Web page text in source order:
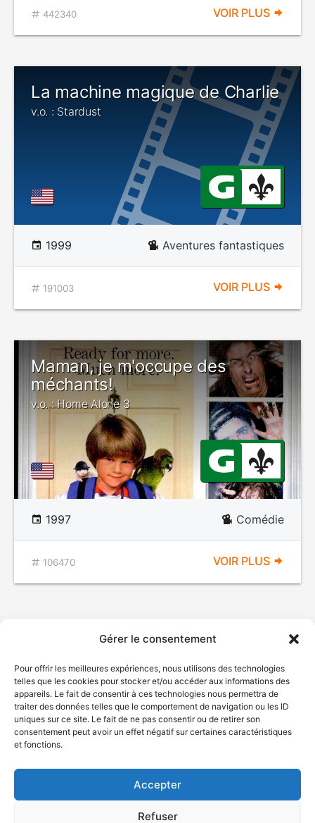
Gérer le consentement
Pour offrir les meilleures expériences, nous utilisons des technologies
telles que les cookies pour stocker et/ou accéder aux informations des
appareils. Le fait de consentir à ces technologies nous permettra de
traiter des données telles que le comportement de navigation ou les ID
uniques sur ce site. Le fait de ne pas consentir ou de retirer son
consentement peut avoir un effet négatif sur certaines caractéristiques
et fonctions.
Accepter
Refuser
442340 VOIR PLUS
La machine magique de Charlie
v.o. : Stardust
1999 Aventures fantastiques
191003 VOIR PLUS
Maman, je m'occupe des
méchants!
v.o. : Home Alone 3
1997 Comédie
106470 VOIR PLUS
© Gouvernement du Québec, 2026
Plan du site
Accessibilité
Accès à l'information
Déclaration de services